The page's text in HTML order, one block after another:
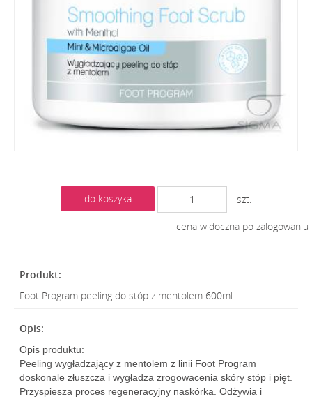
do koszyka szt.
cena widoczna po zalogowaniu
Foot Program peeling do stóp z mentolem 600ml
Opis produktu:
Peeling wygładzający z mentolem z linii Foot Program
doskonale złuszcza i wygładza zrogowacenia skóry stóp i pięt.
Przyspiesza proces regeneracyjny naskórka. Odżywia i